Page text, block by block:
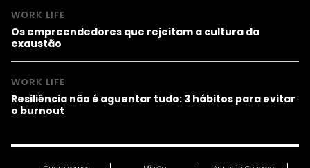
WORK LIFE
Os empreendedores que rejeitam a cultura da
exaustão
WORK LIFE
Resiliência não é aguentar tudo: 3 hábitos para evitar
o burnout